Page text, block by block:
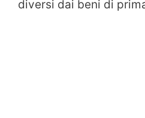
diversi dai beni di